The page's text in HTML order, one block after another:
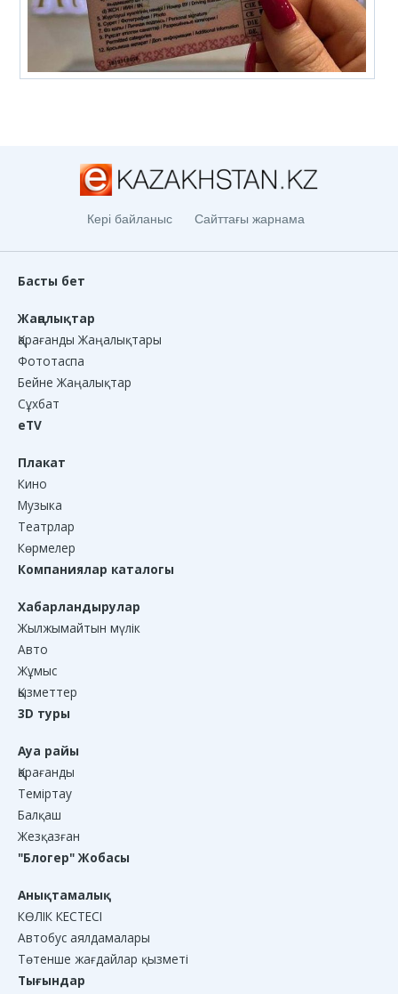
Кері байланыс Сайттағы жарнама
Басты бет
Жаңалықтар
Қарағанды Жаңалықтары
Фототаспа
Бейне Жаңалықтар
Сұхбат
eTV
Плакат
Кино
Музыка
Театрлар
Көрмелер
Компаниялар каталогы
Хабарландырулар
Жылжымайтын мүлік
Авто
Жұмыс
Қызметтер
3D туры
Ауа райы
Қарағанды
Теміртау
Балқаш
Жезқазған
"Блогер" Жобасы
Анықтамалық
КӨЛІК КЕСТЕСІ
Автобус аялдамалары
Төтенше жағдайлар қызметі
Тығындар